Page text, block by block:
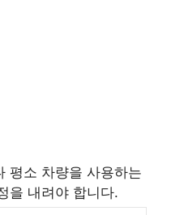
평소 차량을 사용하는
을 내려야 합니다.